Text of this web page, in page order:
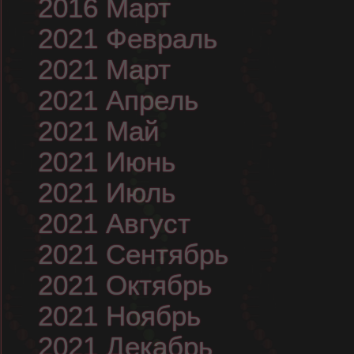
2016 Март
2021 Февраль
2021 Март
2021 Апрель
2021 Май
2021 Июнь
2021 Июль
2021 Август
2021 Сентябрь
2021 Октябрь
2021 Ноябрь
2021 Декабрь